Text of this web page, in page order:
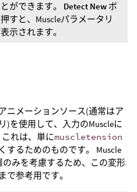
ができます。 Detect New ボ
すと、Muscleパラメータリ
示されます。
ニメーションソース(通常はア
)を使用して、入力のMuscleに
れは、単にmuscletension
するためのものです。 Muscle
みを考慮するため、この変形
で参考用です。